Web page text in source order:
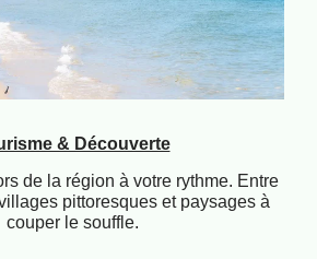
& Découverte
de la région à votre rythme. Entre
pittoresques et paysages à
couper le souffle.